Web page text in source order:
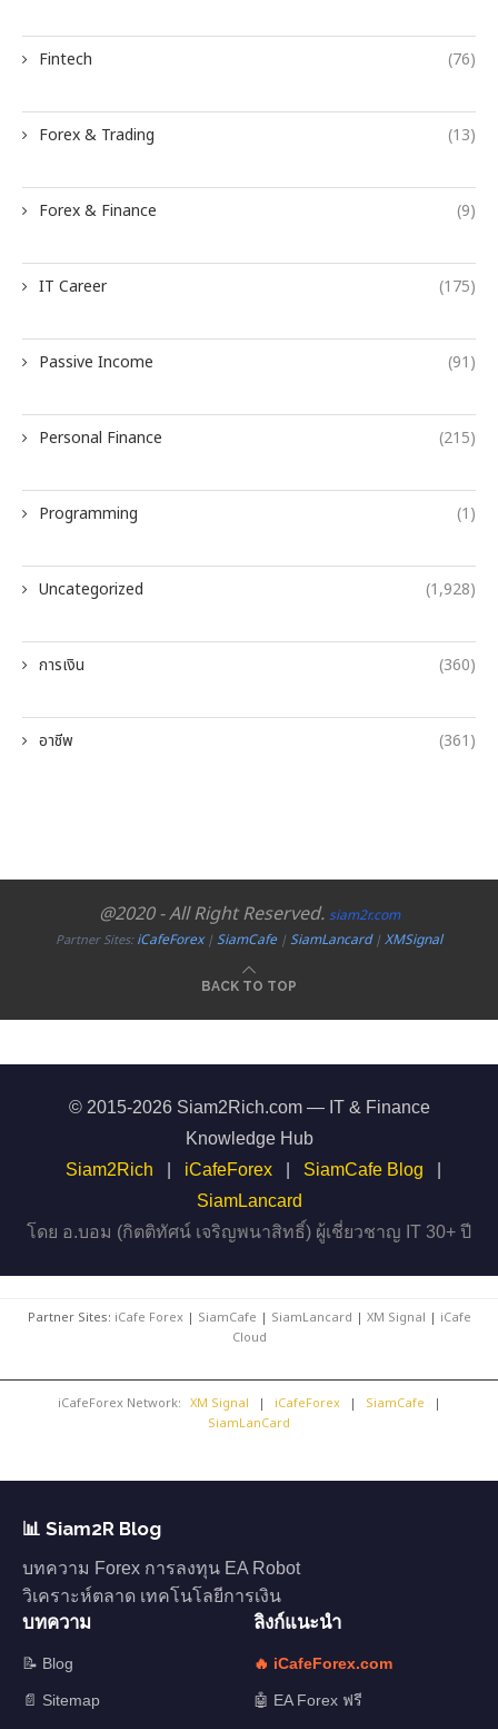
Fintech (76)
Forex & Trading (13)
Forex & Finance (9)
IT Career (175)
Passive Income (91)
Personal Finance (215)
Programming (1)
Uncategorized (1,928)
การเงิน (360)
อาชีพ (361)
@2020 - All Right Reserved. siam2r.com
Partner Sites:iCafeForex|SiamCafe|SiamLancard|XMSignal
BACK TO TOP
© 2015-2026 Siam2Rich.com — IT & Finance
Knowledge Hub
Siam2Rich
iCafeForex SiamCafe Blog
SiamLancard
โดย อ.บอม (กิตติทัศน์ เจริญพนาสิทธิ์) ผู้เชี่ยวชาญ IT 30+ ปี
Partner Sites: iCafe Forex| SiamCafe | SiamLancard | XM Signal | iCafe
Cloud
iCafeForex Network: XM Signal | iCafeForex | SiamCafe
|
SiamLanCard
📊 Siam2R Blog
บทความ Forex การลงทุน EA Robot
วิเคราะห์ตลาด เทคโนโลยีการเงิน
บทความ
📝 Blog
📄 Sitemap
ลิงก์แนะนำ
🔥 iCafeForex.com
🤖 EA Forex ฟรี